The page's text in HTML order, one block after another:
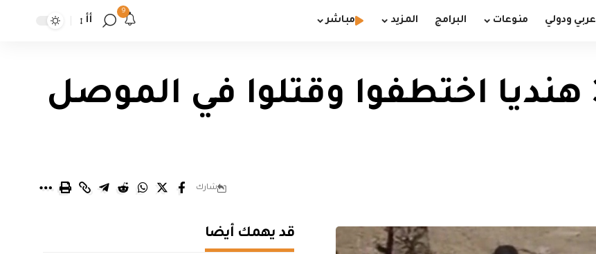
عربي ودولي منوعات البرامج المزيد مباشر
9
أأ
العثور على رفات 39 هنديا اختطفوا وقتلوا في الموصل
شارك
قد يهمك أيضا